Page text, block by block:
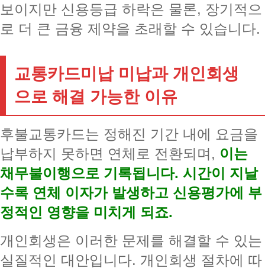
보이지만 신용등급 하락은 물론, 장기적으
로 더 큰 금융 제약을 초래할 수 있습니다.
교통카드미납 미납과 개인회생
으로 해결 가능한 이유
후불교통카드는 정해진 기간 내에 요금을
납부하지 못하면 연체로 전환되며, 이는
채무불이행으로 기록됩니다. 시간이 지날
수록 연체 이자가 발생하고 신용평가에 부
정적인 영향을 미치게 되죠.
개인회생은 이러한 문제를 해결할 수 있는
실질적인 대안입니다. 개인회생 절차에 따